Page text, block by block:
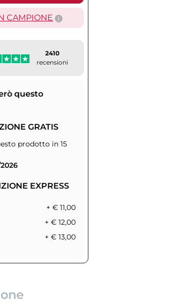
CAMPIONE
2410
recensioni
questo
GRATIS
prodotto in 15
EXPRESS
+ € 11,00
+ € 12,00
+ € 13,00